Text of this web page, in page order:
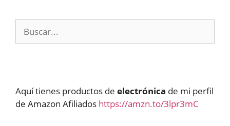
Aquí tienes productos de electrónica de mi perfil
de Amazon Afiliados https://amzn.to/3lpr3mC